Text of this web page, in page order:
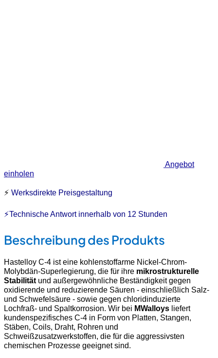
Angebot
einholen
⚡ Werksdirekte Preisgestaltung
⚡Technische Antwort innerhalb von 12 Stunden
Beschreibung des Produkts
Hastelloy C-4 ist eine kohlenstoffarme Nickel-Chrom-
Molybdän-Superlegierung, die für ihre mikrostrukturelle
Stabilität und außergewöhnliche Beständigkeit gegen
oxidierende und reduzierende Säuren - einschließlich Salz-
und Schwefelsäure - sowie gegen chloridinduzierte
Lochfraß- und Spaltkorrosion. Wir bei MWalloys liefert
kundenspezifisches C-4 in Form von Platten, Stangen,
Stäben, Coils, Draht, Rohren und
Schweißzusatzwerkstoffen, die für die aggressivsten
chemischen Prozesse geeignet sind.